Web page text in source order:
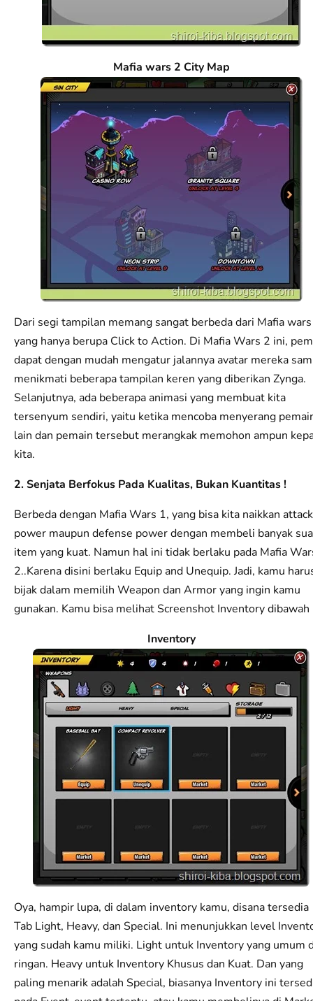
Mafia wars 2 City Map
Dari segi tampilan memang sangat berbeda dari Mafia
yang hanya berupa Click to Action. Di Mafia Wars 2 ini,
dapat dengan mudah mengatur jalannya avatar mereka
menikmati beberapa tampilan keren yang diberikan Zynga.
Selanjutnya, ada beberapa animasi yang membuat kita
tersenyum sendiri, yaitu ketika mencoba menyerang
lain dan pemain tersebut merangkak memohon ampun
kita.
2. Senjata Berfokus Pada Kualitas, Bukan Kuantitas !
Berbeda dengan Mafia Wars 1, yang bisa kita naikkan attack
power maupun defense power dengan membeli banyak
item yang kuat. Namun hal ini tidak berlaku pada Mafia
2..Karena disini berlaku Equip and Unequip. Jadi, kamu
bijak dalam memilih Weapon dan Armor yang ingin kamu
gunakan. Kamu bisa melihat Screenshot Inventory dibawah
Inventory
Oya, hampir lupa, di dalam inventory kamu, disana tersedia
Tab Light, Heavy, dan Special. Ini menunjukkan level
yang sudah kamu miliki. Light untuk Inventory yang umum
ringan. Heavy untuk Inventory Khusus dan Kuat. Dan yang
paling menarik adalah Special, biasanya Inventory ini